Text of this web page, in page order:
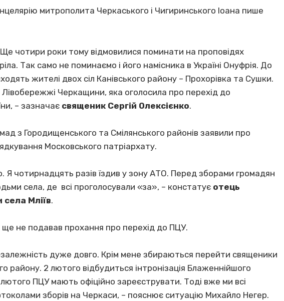
митрополита Черкаського і Чигиринського Іоана пише
чотири роки тому відмовилися поминати на проповідях
Так само не поминаємо і його намісника в Україні Онуфрія. До
жителі двох сіл Канівського району – Прохорівка та Сушки.
Черкащини, яка оголосила про перехід до
– зазначає священик Сергій Олексієнко.
з Городищенського та Смілянського районів заявили про
Московського патріархату.
Я чотирнадцять разів їздив у зону АТО. Перед зборами громадян
села, де всі проголосували «за», – констатує отець
Мліїв.
ще не подавав прохання про перехід до ПЦУ.
дуже довго. Крім мене збираються перейти священики
району. 2 лютого відбудиться інтронізація Блаженнійшого
ПЦУ мають офіційно зареєструвати. Тоді вже ми всі
зборів на Черкаси, – пояснює ситуацію Михайло Негер.